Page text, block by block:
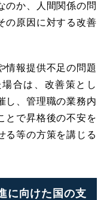
のか、人間関係の問
の原因に対する改善
情報提供不足の問題
合は、改善策とし
し、管理職の業務内
とで昇格後の不安を
る等の方策を講じる
に向けた国の支